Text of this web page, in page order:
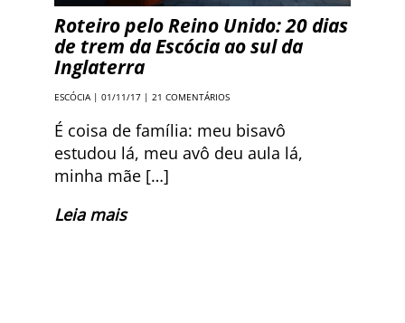
Roteiro pelo Reino Unido: 20 dias
de trem da Escócia ao sul da
Inglaterra
ESCÓCIA| 01/11/17 | 21 COMENTÁRIOS
É coisa de família: meu bisavô
estudou lá, meu avô deu aula lá,
minha mãe […]
Leia mais